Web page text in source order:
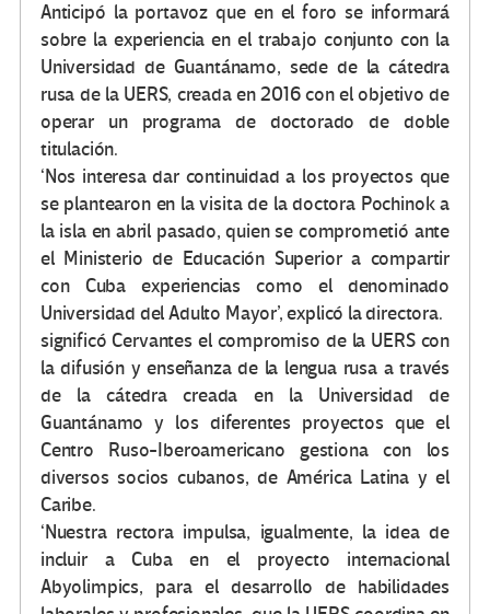
Anticipó la portavoz que en el foro se informará
sobre la experiencia en el trabajo conjunto con la
Universidad de Guantánamo, sede de la cátedra
rusa de la UERS, creada en 2016 con el objetivo de
operar un programa de doctorado de doble
titulación.
‘Nos interesa dar continuidad a los proyectos que
se plantearon en la visita de la doctora Pochinok a
la isla en abril pasado, quien se comprometió ante
el Ministerio de Educación Superior a compartir
con Cuba experiencias como el denominado
Universidad del Adulto Mayor’, explicó la directora.
significó Cervantes el compromiso de la UERS con
la difusión y enseñanza de la lengua rusa a través
de la cátedra creada en la Universidad de
Guantánamo y los diferentes proyectos que el
Centro Ruso-Iberoamericano gestiona con los
diversos socios cubanos, de América Latina y el
Caribe.
‘Nuestra rectora impulsa, igualmente, la idea de
incluir a Cuba en el proyecto internacional
Abyolimpics, para el desarrollo de habilidades